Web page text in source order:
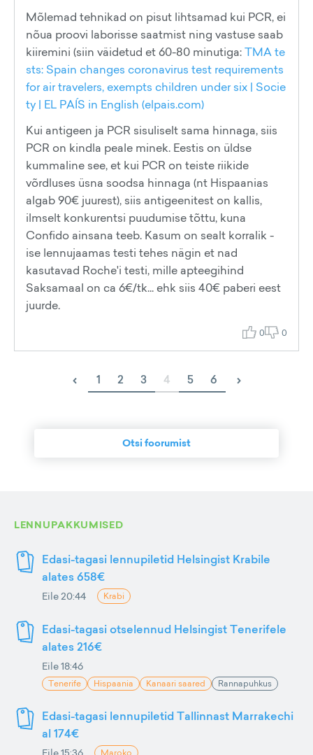
Mõlemad tehnikad on pisut lihtsamad kui PCR, ei
nõua proovi laborisse saatmist ning vastuse saab
kiiremini (siin väidetud et 60-80 minutiga:TMA te
sts: Spain changes coronavirus test requirements
for air travelers, exempts children under six | Socie
ty | EL PAÍS in English (elpais.com)
Kui antigeen ja PCR sisuliselt sama hinnaga, siis
PCR on kindla peale minek. Eestis on üldse
kummaline see, et kui PCR on teiste riikide
võrdluses üsna soodsa hinnaga (nt Hispaanias
algab 90€ juurest), siis antigeenitest on kallis,
ilmselt konkurentsi puudumise tõttu, kuna
Confido ainsana teeb. Kasum on sealt korralik -
ise lennujaamas testi tehes nägin et nad
kasutavad Roche'i testi, mille apteegihind
Saksamaal on ca 6€/tk... ehk siis 40€ paberi eest
juurde.
0 0
‹ 1 2 3 4 5 6 ›
Otsi foorumist
LENNUPAKKUMISED
Edasi-tagasi lennupiletid Helsingist Krabile
alates 658€
Eile 20:44 Krabi
Edasi-tagasi otselennud Helsingist Tenerifele
alates 216€
Eile 18:46
Tenerife Hispaania Kanaari saared Rannapuhkus
Edasi-tagasi lennupiletid Tallinnast Marrakechi
al 174€
Maroko